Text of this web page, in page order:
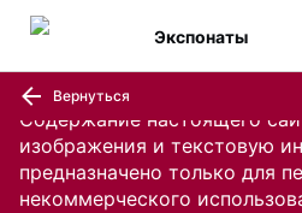
Содержание настоящего
изображения и текстовую
предназначено только для
некоммерческого
Экспонаты
Вернуться